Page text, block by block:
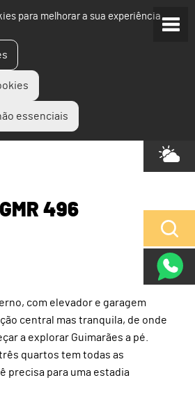
para melhorar a sua experiência.
essenciais
GMR 496
com elevador e garagem
central mas tranquila, de onde
a explorar Guimarães a pé.
quartos tem todas as
precisa para uma estadia